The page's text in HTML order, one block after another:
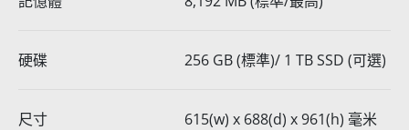
硬碟 256 GB (標準)/ 1 TB SSD (可選)
尺寸
615(w) x 688(d) x 961(h) 毫米